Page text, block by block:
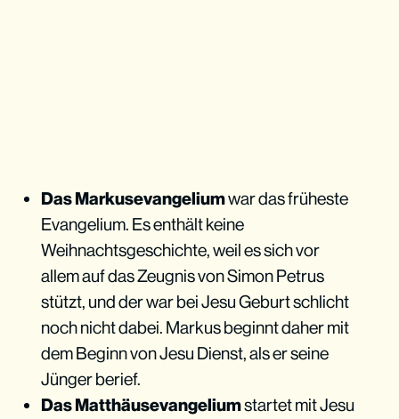
Das Markusevangeliumwar das früheste
Evangelium. Es enthält keine
Weihnachtsgeschichte, weil es sich vor
allem auf das Zeugnis von Simon Petrus
stützt, und der war bei Jesu Geburt schlicht
noch nicht dabei. Markus beginnt daher mit
dem Beginn von Jesu Dienst, als er seine
Jünger berief.
Das Matthäusevangeliumstartet mit Jesu